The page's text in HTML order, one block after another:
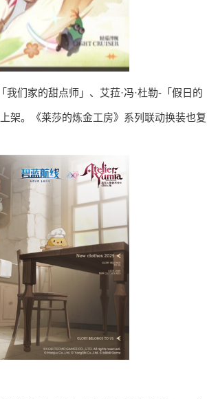
们家的甜点师」、艾菈·冯·杜勒-「假日的
架。《莱莎的炼金工房》系列联动换装也复